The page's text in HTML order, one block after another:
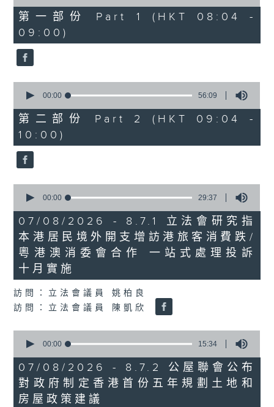
56
minutes,
10
seconds
第一部份 Part 1 (HKT 08:04 -
09:00)
seconds
56
minutes,
9
seconds
00:00 56:09
第二部份 Part 2 (HKT 09:04 -
10:00)
seconds
29
minutes,
37
seconds
00:00 29:37
07/08/2026 - 8.7.1 立法會研究指
本港居民境外開支增訪港旅客消費跌/
粵港澳消委會合作 一站式處理投訴
十月實施
訪問：立法會議員 姚柏良
訪問：立法會議員 陳凱欣
seconds
15
minutes,
34
seconds
00:00 15:34
07/08/2026 - 8.7.2 公屋聯會公布
對政府制定香港首份五年規劃土地和
房屋政策建議